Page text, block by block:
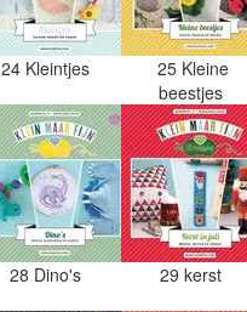
24 Kleintjes
25 Kleine
beestjes
28 Dino's 29 kerst